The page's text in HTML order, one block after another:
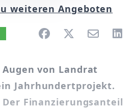
00:00 Uhr
von Landrat
Jahrhundertprojekt.
Finanzierungsanteil
weiteren Angeboten